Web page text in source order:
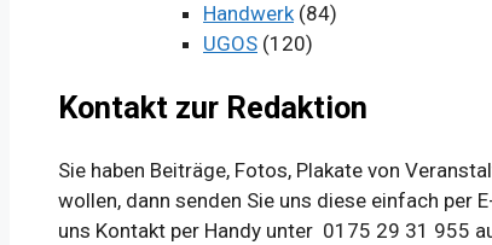
Handwerk(84)
UGOS (120)
Kontakt zur Redaktion
Sie haben Beiträge, Fotos, Plakate von
wollen, dann senden Sie uns diese einfach per
uns Kontakt per Handy unter 0175 29 31 955